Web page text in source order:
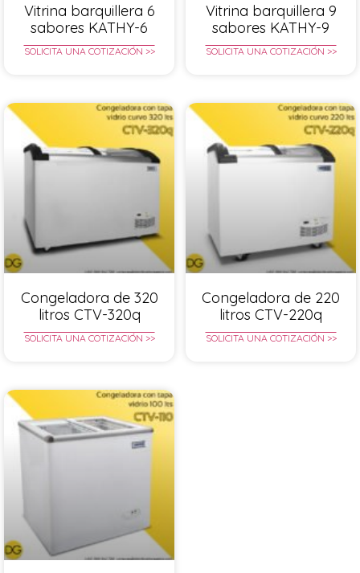
Vitrina barquillera 6
sabores KATHY-6
SOLICITA UNA COTIZACIÓN >>
Vitrina barquillera 9
sabores KATHY-9
SOLICITA UNA COTIZACIÓN >>
Congeladora de 320
litros CTV-320q
SOLICITA UNA COTIZACIÓN >>
Congeladora de 220
litros CTV-220q
SOLICITA UNA COTIZACIÓN >>